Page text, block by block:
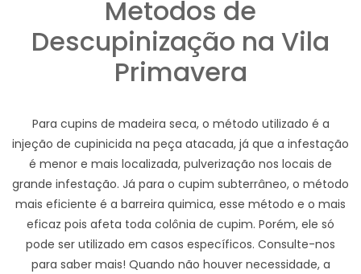
Metodos de
Descupinização na Vila
Primavera
Para cupins de madeira seca, o método utilizado é a
injeção de cupinicida na peça atacada, já que a infestação
é menor e mais localizada, pulverização nos locais de
grande infestação. Já para o cupim subterrâneo, o método
mais eficiente é a barreira quimica, esse método e o mais
eficaz pois afeta toda colônia de cupim. Porém, ele só
pode ser utilizado em casos específicos. Consulte-nos
para saber mais! Quando não houver necessidade, a